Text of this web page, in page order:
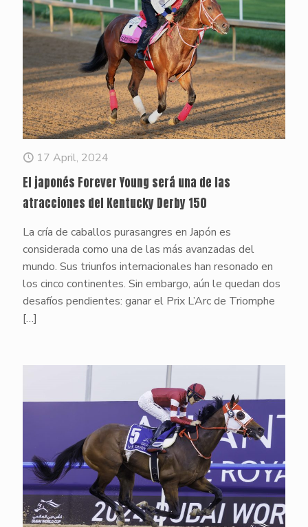
17 April, 2024
El japonés Forever Young será una de las
atracciones del Kentucky Derby 150
La cría de caballos purasangres en Japón es
considerada como una de las más avanzadas del
mundo. Sus triunfos internacionales han resonado en
los cinco continentes. Sin embargo, aún le quedan dos
desafíos pendientes: ganar el Prix L’Arc de Triomphe
[…]